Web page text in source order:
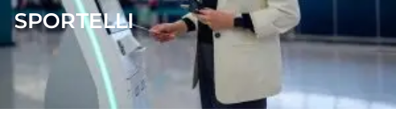
SPORTELLI